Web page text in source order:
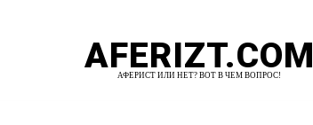
AFERIZT.COM
АФЕРИСТ ИЛИ НЕТ? ВОТ В ЧЕМ ВОПРОС!